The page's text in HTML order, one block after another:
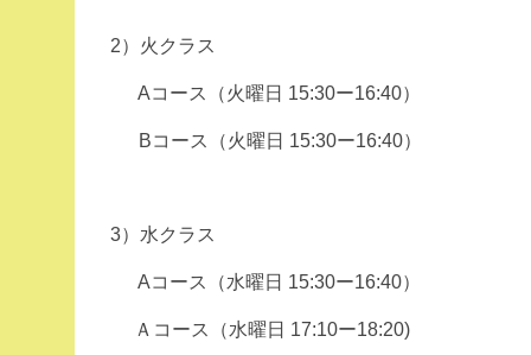
2）火クラス
Aコース（火曜日 15:30ー16:40）
Bコース（火曜日 15:30ー16:40）
3）水クラス
Aコース（水曜日 15:30ー16:40）
Ａコース（水曜日 17:10ー18:20)